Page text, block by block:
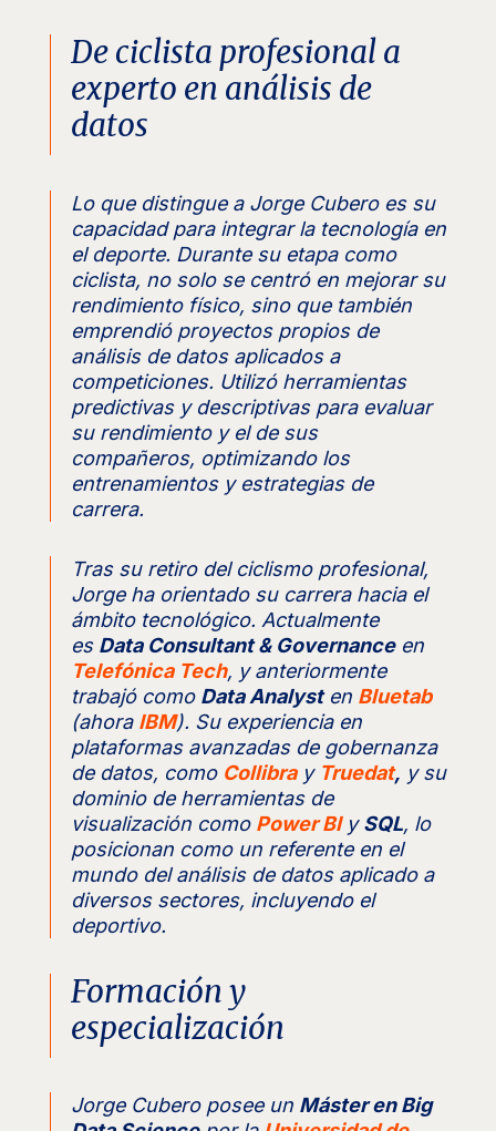
De ciclista profesional a
experto en análisis de
datos
Lo que distingue a Jorge Cubero es su
capacidad para integrar la tecnología en
el deporte. Durante su etapa como
ciclista, no solo se centró en mejorar su
rendimiento físico, sino que también
emprendió proyectos propios de
análisis de datos aplicados a
competiciones. Utilizó herramientas
predictivas y descriptivas para evaluar
su rendimiento y el de sus
compañeros, optimizando los
entrenamientos y estrategias de
carrera.
Tras su retiro del ciclismo profesional,
Jorge ha orientado su carrera hacia el
ámbito tecnológico. Actualmente
es Data Consultant & Governanceen
Telefónica Tech, y anteriormente
trabajó como Data Analysten Bluetab
(ahora IBM). Su experiencia en
plataformas avanzadas de gobernanza
de datos, como Collibray Truedat, y su
dominio de herramientas de
visualización como Power BIySQL, lo
posicionan como un referente en el
mundo del análisis de datos aplicado a
diversos sectores, incluyendo el
deportivo.
Formación y
especialización
Jorge Cubero posee un Máster en Big